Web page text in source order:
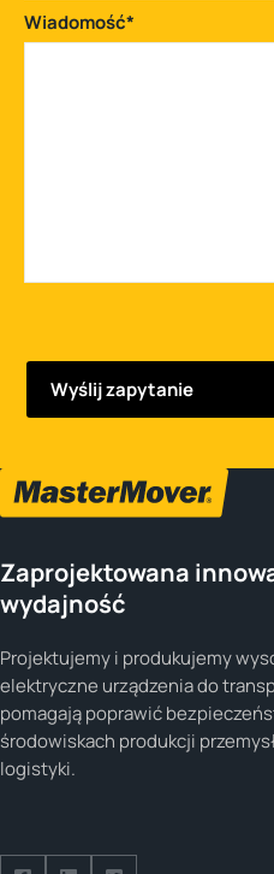
Wiadomość*
Zaprojektowana
wydajność
Projektujemy i produkujemy
elektryczne urządzenia do
pomagają poprawić
środowiskach produkcji
logistyki.